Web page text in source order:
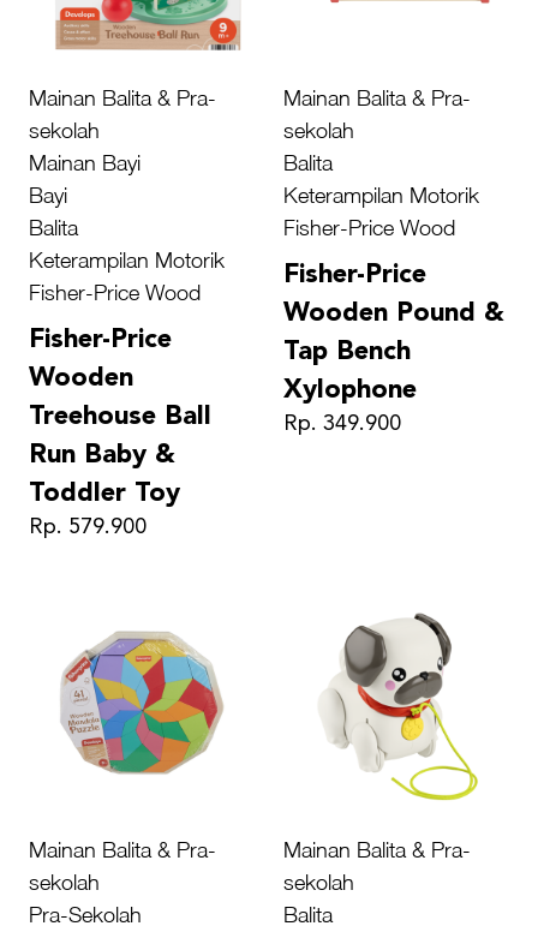
Mainan Balita & Pra-
sekolah
Mainan Bayi
Bayi
Balita
Keterampilan Motorik
Fisher-Price Wood
Fisher-Price
Wooden
Treehouse Ball
Run Baby &
Toddler Toy
Rp. 579.900
Mainan Balita & Pra-
sekolah
Balita
Keterampilan Motorik
Fisher-Price Wood
Fisher-Price
Wooden Pound &
Tap Bench
Xylophone
Rp. 349.900
Mainan Balita & Pra-
sekolah
Pra-Sekolah
Mainan Balita & Pra-
sekolah
Balita